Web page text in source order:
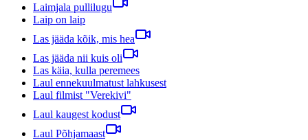
Laimjala pullilugu
Laip on laip
Las jääda kõik, mis hea
Las jääda nii kuis oli
Las käia, kulla peremees
Laul ennekuulmatust lahkusest
Laul filmist "Verekivi"
Laul kaugest kodust
Laul Põhjamaast